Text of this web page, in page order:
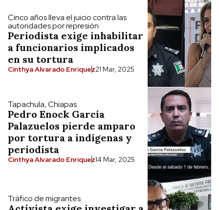
Cinco años lleva el juicio contra las
autoridades por represión
Periodista exige inhabilitar
a funcionarios implicados
en su tortura
Cinthya Alvarado Enriquez21 Mar, 2025
Tapachula, Chiapas
Pedro Enock García
Palazuelos pierde amparo
por tortura a indígenas y
periodista
Cinthya Alvarado Enriquez14 Mar, 2025
Tráfico de migrantes